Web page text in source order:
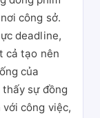
công sở.
deadline,
cả tạo nên
của
sự đồng
công việc,